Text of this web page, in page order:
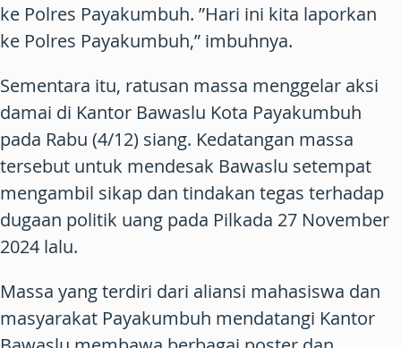
ke Polres Payakumbuh. ”Hari ini kita laporkan
ke Polres Payakumbuh,” imbuhnya.
Sementara itu, ratusan massa menggelar aksi
damai di Kantor Bawaslu Kota Payakumbuh
pada Rabu (4/12) siang. Kedatangan massa
tersebut untuk mendesak Bawaslu setempat
mengambil sikap dan tindakan tegas terhadap
dugaan politik uang pada Pilkada 27 November
2024 lalu.
Massa yang terdiri dari aliansi mahasiswa dan
masyarakat Payakumbuh mendatangi Kantor